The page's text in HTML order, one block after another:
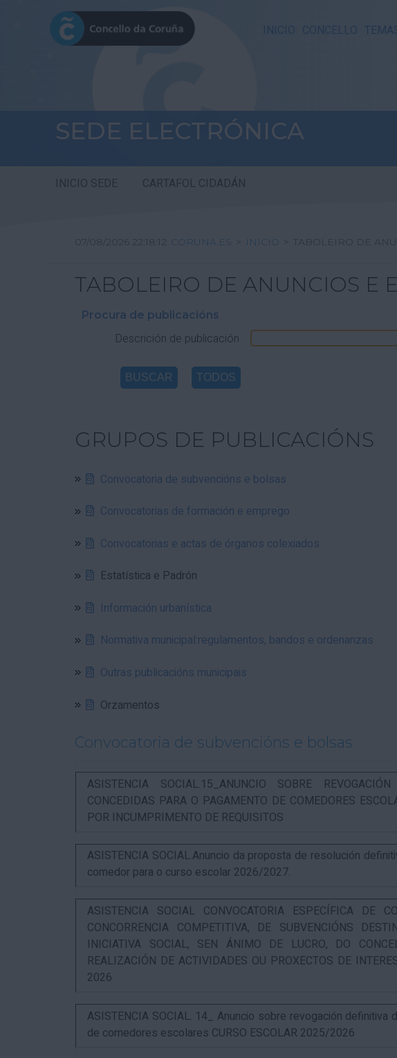
INICIO CONCELLO
SEDE ELECTRÓNICA
INICIO SEDE CARTAFOL CIDADÁN
07/08/2026 22:18:13 CORUNA.ES > INICIO > TABOLEIRO DE
TABOLEIRO DE ANUNCIOS E
Procura de publicacións
Descrición de publicación
GRUPOS DE PUBLICACIÓNS
Convocatoria de subvencións e bolsas
Convocatorias de formación e emprego
Convocatorias e actas de órganos colexiados
Estatística e Padrón
Información urbanística
Normativa municipal:regulamentos, bandos e ordenanzas
Outras publicacións municipais
Orzamentos
Convocatoria de subvencións e bolsas
ASISTENCIA SOCIAL.15_ANUNCIO SOBRE
CONCEDIDAS PARA O PAGAMENTO DE COMEDORES
POR INCUMPRIMENTO DE REQUISITOS
ASISTENCIA SOCIAL.Anuncio da proposta de resolución
comedor para o curso escolar 2026/2027.
ASISTENCIA SOCIAL CONVOCATORIA ESPECÍFICA DE
CONCORRENCIA COMPETITIVA, DE SUBVENCIÓNS
INICIATIVA SOCIAL, SEN ÁNIMO DE LUCRO, DO
REALIZACIÓN DE ACTIVIDADES OU PROXECTOS DE
2026
ASISTENCIA SOCIAL. 14_ Anuncio sobre revogación definitiva
de comedores escolares CURSO ESCOLAR 2025/2026